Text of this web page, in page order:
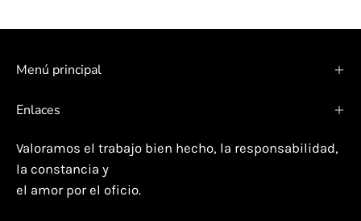
Menú principal
Enlaces
Valoramos el trabajo bien hecho, la responsabilidad,
la constancia y
el amor por el oficio.